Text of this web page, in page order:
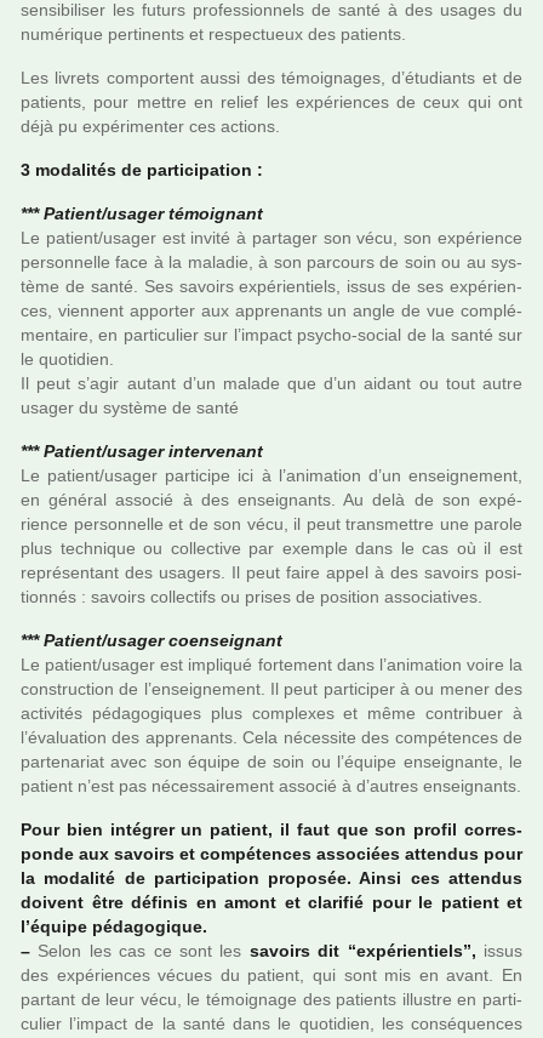
sen­si­bi­li­ser les futurs pro­fes­sion­nels de santé à des usages du
numé­ri­que per­ti­nents et res­pec­tueux des patients.
Les livrets com­por­tent aussi des témoi­gna­ges, d’étudiants et de
patients, pour mettre en relief les expé­rien­ces de ceux qui ont
déjà pu expé­ri­men­ter ces actions.
3 moda­li­tés de par­ti­ci­pa­tion :
*** Patient/usager témoi­gnant
Le patient/usager est invité à par­ta­ger son vécu, son expé­rience
per­son­nelle face à la mala­die, à son par­cours de soin ou au sys­
tème de santé. Ses savoirs expé­rien­tiels, issus de ses expé­rien­
ces, vien­nent appor­ter aux appre­nants un angle de vue com­plé­
men­taire, en par­ti­cu­lier sur l’impact psycho-social de la santé sur
le quo­ti­dien.
Il peut s’agir autant d’un malade que d’un aidant ou tout autre
usager du sys­tème de santé
*** Patient/usager inter­ve­nant
Le patient/usager par­ti­cipe ici à l’ani­ma­tion d’un ensei­gne­ment,
en géné­ral asso­cié à des ensei­gnants. Au delà de son expé­
rience per­son­nelle et de son vécu, il peut trans­met­tre une parole
plus tech­ni­que ou col­lec­tive par exem­ple dans le cas où il est
repré­sen­tant des usa­gers. Il peut faire appel à des savoirs posi­
tion­nés : savoirs col­lec­tifs ou prises de posi­tion asso­cia­ti­ves.
*** Patient/usager coen­sei­gnant
Le patient/usager est impli­qué for­te­ment dans l’ani­ma­tion voire la
cons­truc­tion de l’ensei­gne­ment. Il peut par­ti­ci­per à ou mener des
acti­vi­tés péda­go­gi­ques plus com­plexes et même contri­buer à
l’évaluation des appre­nants. Cela néces­site des com­pé­ten­ces de
par­te­na­riat avec son équipe de soin ou l’équipe ensei­gnante, le
patient n’est pas néces­sai­re­ment asso­cié à d’autres ensei­gnants.
Pour bien inté­grer un patient, il faut que son profil cor­res­
ponde aux savoirs et com­pé­ten­ces asso­ciées atten­dus pour
la moda­lité de par­ti­ci­pa­tion pro­po­sée. Ainsi ces atten­dus
doi­vent être défi­nis en amont et cla­ri­fié pour le patient et
l’équipe péda­go­gi­que.
– Selon les cas ce sont les savoirs dit “expé­rien­tiels”, issus
des expé­rien­ces vécues du patient, qui sont mis en avant. En
par­tant de leur vécu, le témoi­gnage des patients illus­tre en par­ti­
cu­lier l’impact de la santé dans le quo­ti­dien, les consé­quen­ces